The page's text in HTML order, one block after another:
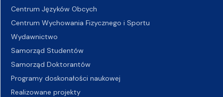
Centrum Języków Obcych
Centrum Wychowania Fizycznego i Sportu
Wydawnictwo
Samorząd Studentów
Samorząd Doktorantów
Programy doskonałości naukowej
Realizowane projekty